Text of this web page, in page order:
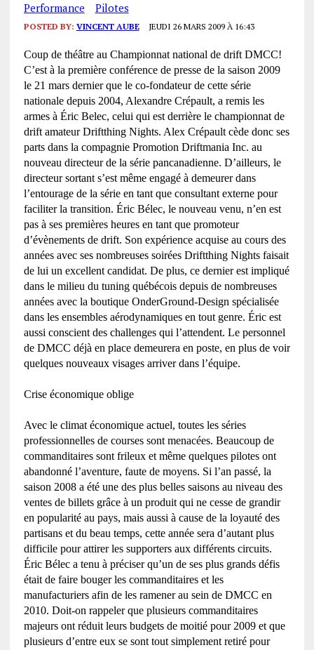
Performance
Pilotes
POSTED BY: VINCENT AUBE JEUDI 26 MARS 2009 À 16:43
Coup de théâtre au Championnat national de drift DMCC!
C’est à la première conférence de presse de la saison 2009
le 21 mars dernier que le co-fondateur de cette série
nationale depuis 2004, Alexandre Crépault, a remis les
armes à Éric Belec, celui qui est derrière le championnat de
drift amateur Driftthing Nights. Alex Crépault cède donc ses
parts dans la compagnie Promotion Driftmania Inc. au
nouveau directeur de la série pancanadienne. D’ailleurs, le
directeur sortant s’est même engagé à demeurer dans
l’entourage de la série en tant que consultant externe pour
faciliter la transition. Éric Bélec, le nouveau venu, n’en est
pas à ses premières heures en tant que promoteur
d’évènements de drift. Son expérience acquise au cours des
années avec ses nombreuses soirées Driftthing Nights faisait
de lui un excellent candidat. De plus, ce dernier est impliqué
dans le milieu du tuning québécois depuis de nombreuses
années avec la boutique OnderGround-Design spécialisée
dans les ensembles aérodynamiques en tout genre. Éric est
aussi conscient des challenges qui l’attendent. Le personnel
de DMCC déjà en place demeurera en poste, en plus de voir
quelques nouveaux visages arriver dans l’équipe.
Crise économique oblige
Avec le climat économique actuel, toutes les séries
professionnelles de courses sont menacées. Beaucoup de
commanditaires sont frileux et même quelques pilotes ont
abandonné l’aventure, faute de moyens. Si l’an passé, la
saison 2008 a été une des plus belles saisons au niveau des
ventes de billets grâce à un produit qui ne cesse de grandir
en popularité au pays, mais aussi à cause de la loyauté des
partisans et du beau temps, cette année sera d’autant plus
difficile pour attirer les supporters aux différents circuits.
Éric Bélec a tenu à préciser qu’un de ses plus grands défis
était de faire bouger les commanditaires et les
manufacturiers afin de les ramener au sein de DMCC en
2010. Doit-on rappeler que plusieurs commanditaires
majeurs ont réduit leurs budgets de moitié pour 2009 et que
plusieurs d’entre eux se sont tout simplement retiré pour